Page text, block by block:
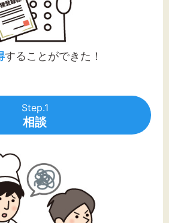
することができた！
Step.1
相談